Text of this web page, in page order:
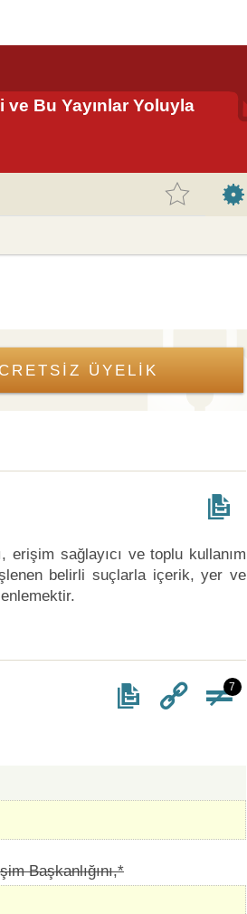
ve Bu Yayınlar Yoluyla
ÜYELİK
erişim sağlayıcı ve toplu kullanım
belirli suçlarla içerik, yer ve
7
Başkanlığını,*